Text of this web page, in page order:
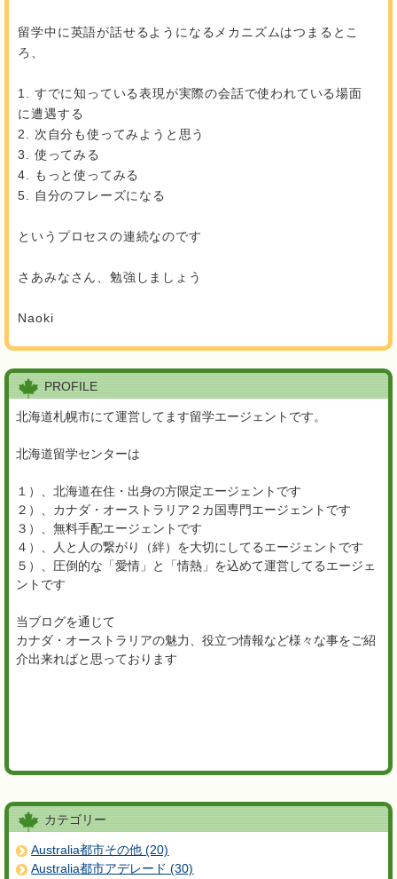
留学中に英語が話せるようになるメカニズムはつまるとこ
ろ、
1. すでに知っている表現が実際の会話で使われている場面
に遭遇する
2. 次自分も使ってみようと思う
3. 使ってみる
4. もっと使ってみる
5. 自分のフレーズになる
というプロセスの連続なのです
さあみなさん、勉強しましょう
Naoki
PROFILE
北海道札幌市にて運営してます留学エージェントです。
北海道留学センターは
１）、北海道在住・出身の方限定エージェントです
２）、カナダ・オーストラリア２カ国専門エージェントです
３）、無料手配エージェントです
４）、人と人の繋がり（絆）を大切にしてるエージェントです
５）、圧倒的な「愛情」と「情熱」を込めて運営してるエージェ
ントです
当ブログを通じて
カナダ・オーストラリアの魅力、役立つ情報など様々な事をご紹
介出来ればと思っております
カテゴリー
Australia都市その他 (20)
Australia都市アデレード (30)